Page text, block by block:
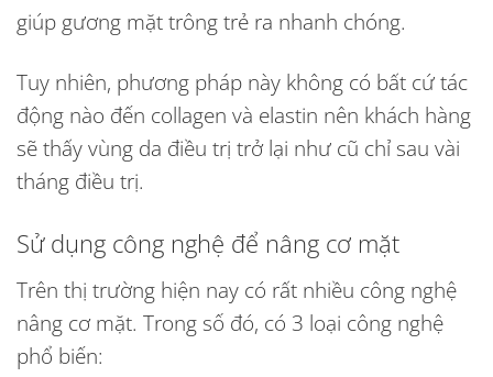
giúp gương mặt trông trẻ ra nhanh chóng.
Tuy nhiên, phương pháp này không có bất cứ tác
động nào đến collagen và elastin nên khách hàng
sẽ thấy vùng da điều trị trở lại như cũ chỉ sau vài
tháng điều trị.
Sử dụng công nghệ để nâng cơ mặt
Trên thị trường hiện nay có rất nhiều công nghệ
nâng cơ mặt. Trong số đó, có 3 loại công nghệ
phổ biến: